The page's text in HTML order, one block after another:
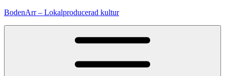
Hoppa
BodenArr – Lokalproducerad kultur